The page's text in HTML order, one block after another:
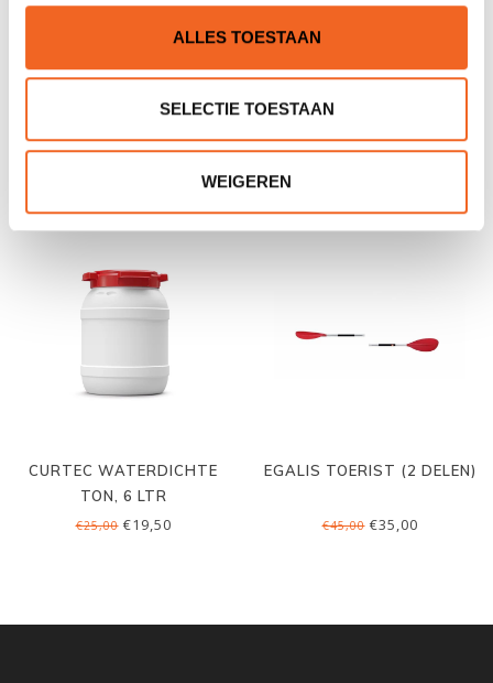
ALLES TOESTAAN
SELECTIE TOESTAAN
WEIGEREN
EXP., VORMZIT
€750,00€650,00
CORDURA
€29,00
CURTEC WATERDICHTE
TON, 6 LTR
€25,00€19,50
EGALIS TOERIST (2 DELEN)
€45,00€35,00